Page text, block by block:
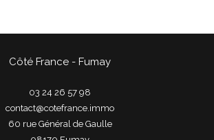
Côté France - Fumay
03 24 26 57 98
contact@cotefrance.immo
60 rue Général de Gaulle